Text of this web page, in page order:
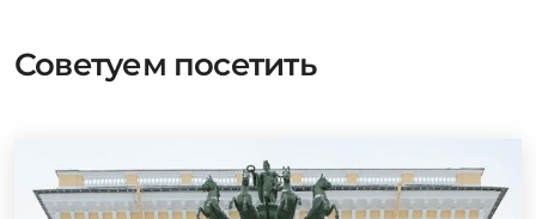
Советуем посетить